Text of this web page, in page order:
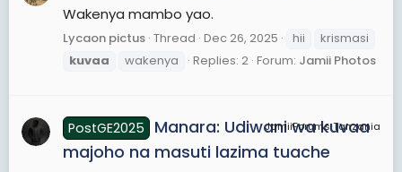
Wakenya mambo yao.
Lycaon pictus Thread Dec 26, 2025 hii
krismasi
kuvaa
wakenya Replies: 2 Forum: Jamii Photos
JamiiForums Tanzania
PostGE2025
Manara: Udiwani wa kuvaa
majoho na masuti lazima tuache